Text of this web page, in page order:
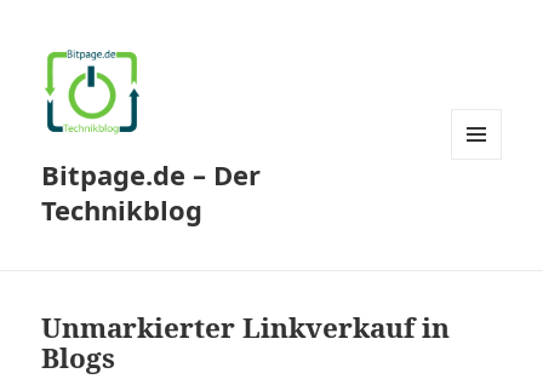
Bitpage.de – Der
Technikblog
Unmarkierter Linkverkauf in
Blogs